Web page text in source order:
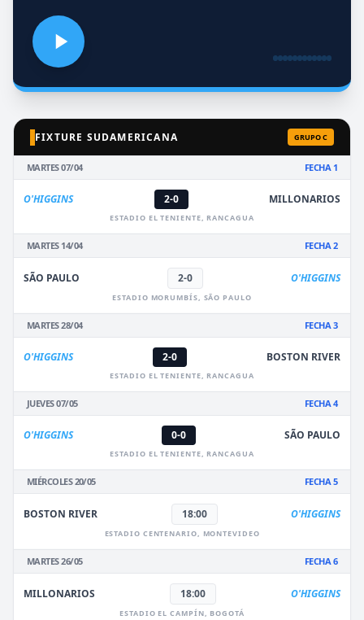
FIXTURE SUDAMERICANA GRUPO C
MARTES 07/04 FECHA 1
O'HIGGINS 2-0 MILLONARIOS
ESTADIO EL TENIENTE, RANCAGUA
MARTES 14/04 FECHA 2
SÃO PAULO 2-0 O'HIGGINS
ESTADIO MORUMBÍS, SÃO PAULO
MARTES 28/04 FECHA 3
O'HIGGINS 2-0 BOSTON RIVER
ESTADIO EL TENIENTE, RANCAGUA
JUEVES 07/05 FECHA 4
O'HIGGINS 0-0 SÃO PAULO
ESTADIO EL TENIENTE, RANCAGUA
MIÉRCOLES 20/05 FECHA 5
BOSTON RIVER 18:00 O'HIGGINS
ESTADIO CENTENARIO, MONTEVIDEO
MARTES 26/05 FECHA 6
MILLONARIOS 18:00 O'HIGGINS
ESTADIO EL CAMPÍN, BOGOTÁ